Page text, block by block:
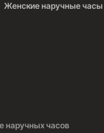
Женские наручные часы
наручных часов